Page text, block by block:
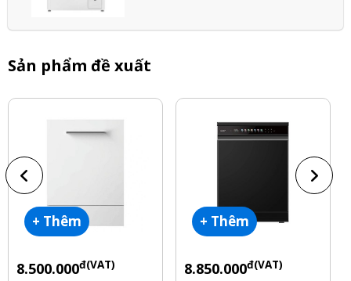
Sản phẩm đề xuất
+ Thêm
8.500.000đ(VAT)
+ Thêm
8.850.000đ(VAT)